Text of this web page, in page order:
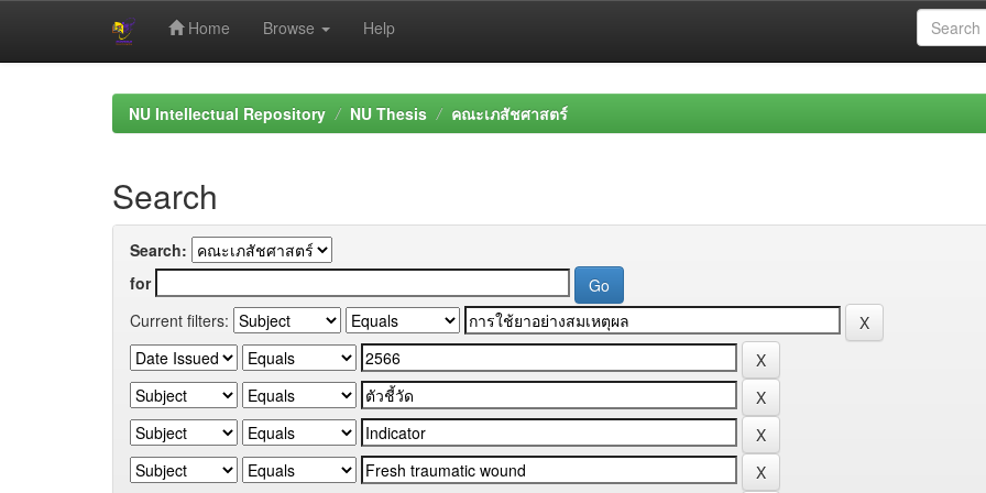
Home Browse Help
NU Intellectual Repository NU Thesis คณะเภสัชศาสตร์
Search
Search:
for
Current filters: